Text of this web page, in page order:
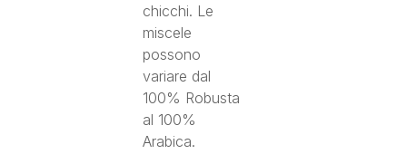
chicchi. Le
miscele
possono
variare dal
100% Robusta
al 100%
Arabica.